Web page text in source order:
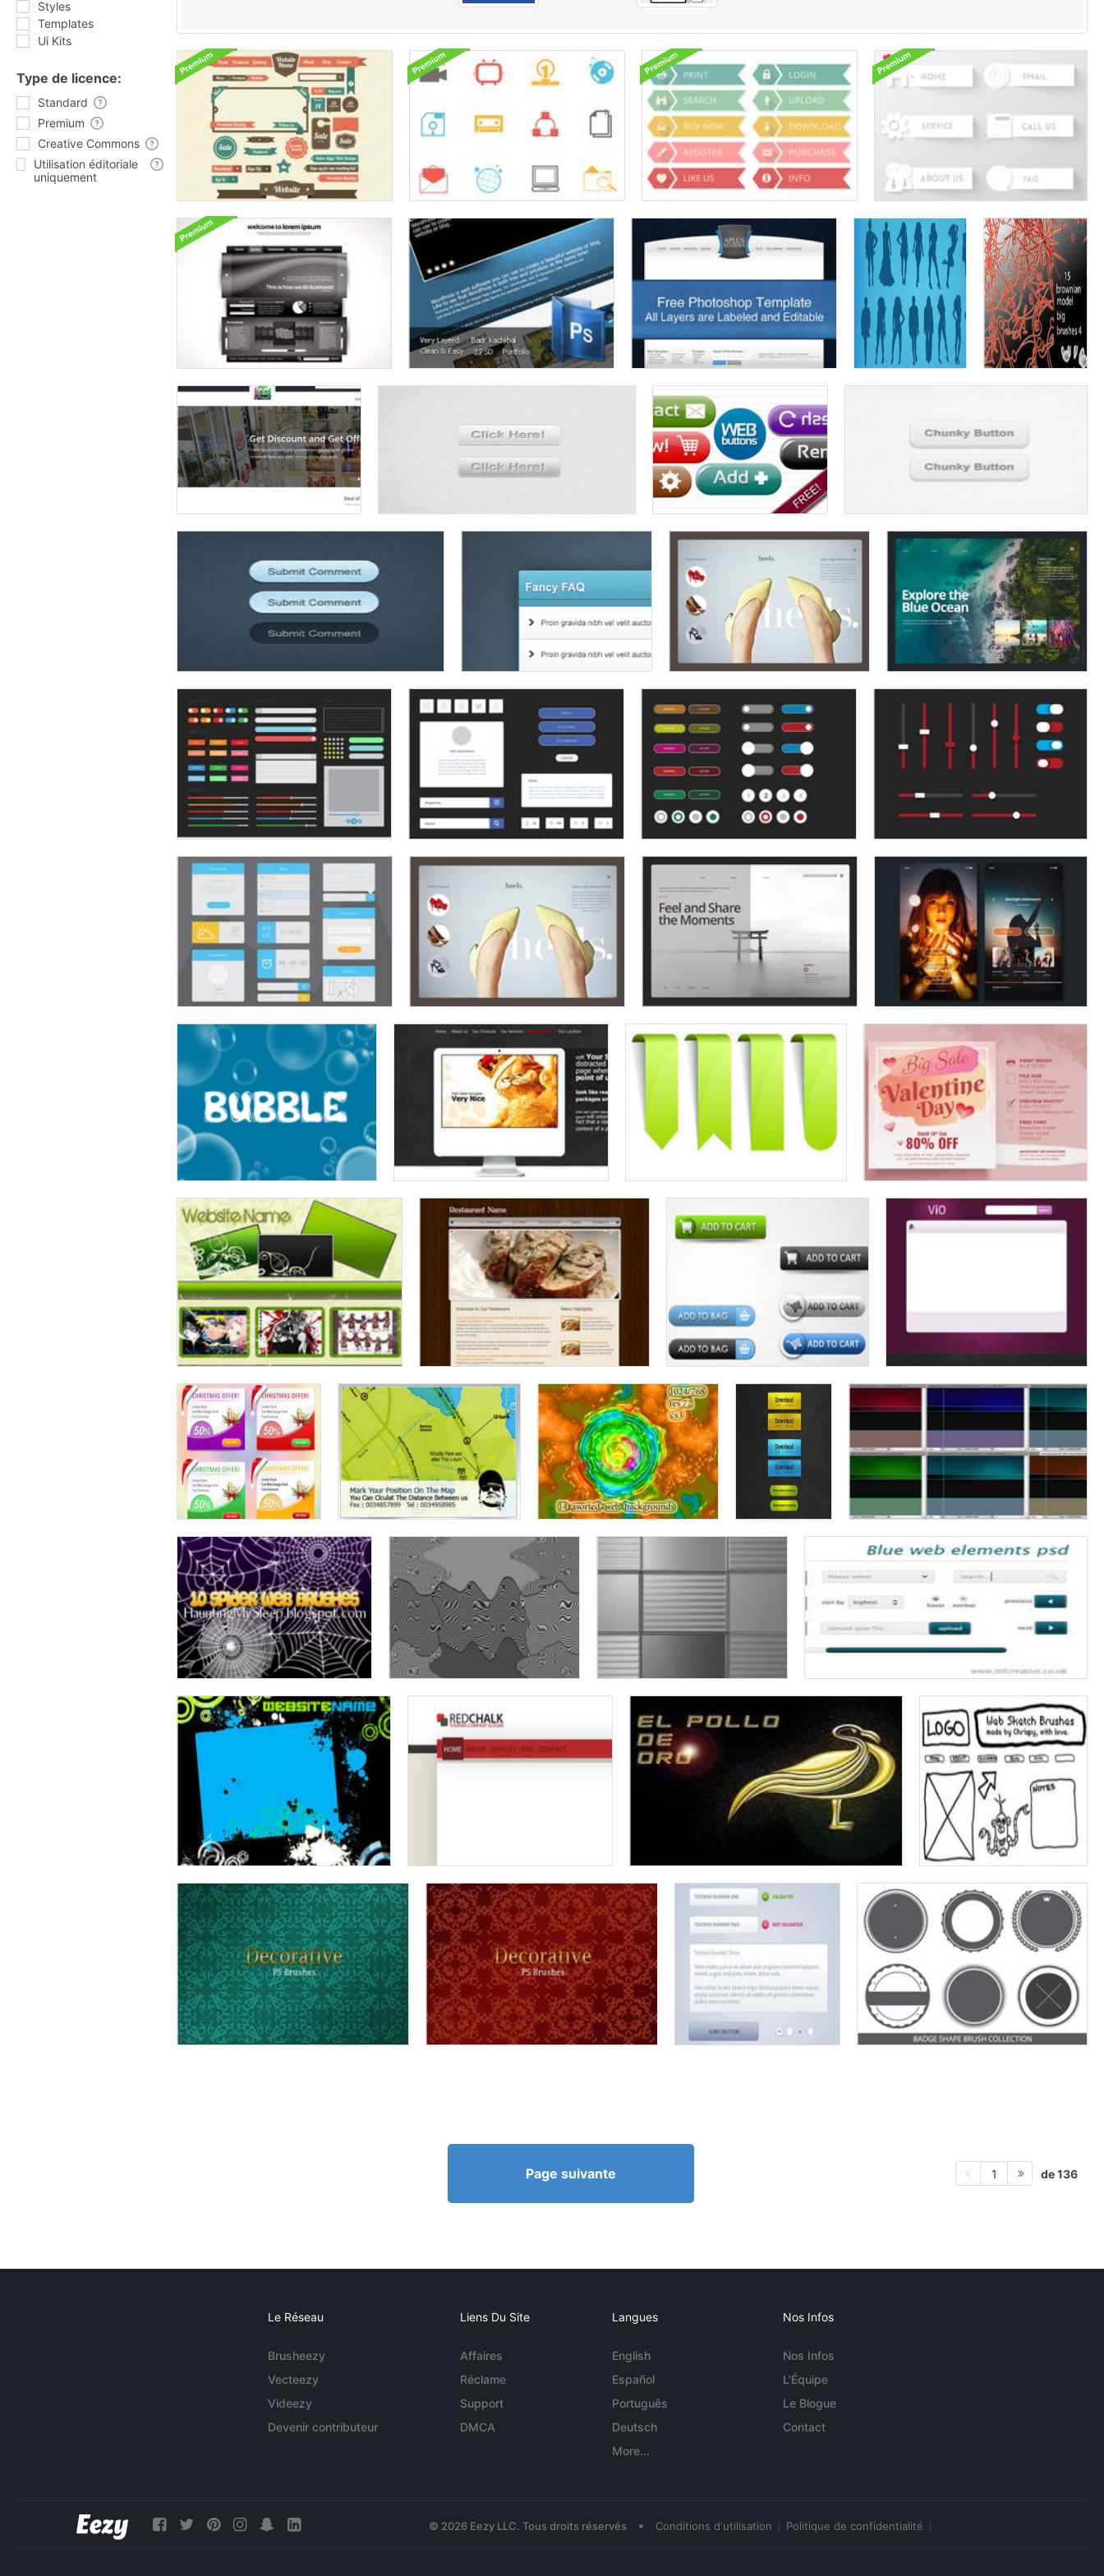
Styles
Templates
Ui Kits
Type de licence:
Standard
Premium
Creative Commons
Utilisation éditoriale
uniquement
Page suivante 1 de 136
Le Réseau
Brusheezy
Vecteezy
Videezy
Devenir contributeur
Liens Du Site
Affaires
Réclame
Support
DMCA
Langues
English
Español
Português
Deutsch
More...
Nos Infos
Nos Infos
L'Équipe
Le Blogue
Contact
© 2026 Eezy LLC. Tous droits réservés • Conditions d'utilisation Politique de confidentialité